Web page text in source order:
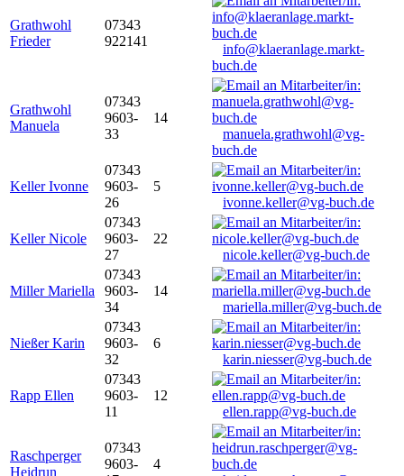
Grathwohl
Frieder
07343
922141
info@klaeranlage.markt-
buch.de
Grathwohl
Manuela
07343
9603-
33
14
manuela.grathwohl@vg-
buch.de
Keller Ivonne
07343
9603-
26
5
ivonne.keller@vg-buch.de
Keller Nicole
07343
9603-
27
22
nicole.keller@vg-buch.de
Miller Mariella
07343
9603-
34
14
mariella.miller@vg-buch.de
Nießer Karin
07343
9603-
32
6
karin.niesser@vg-buch.de
Rapp Ellen
07343
9603-
11
12
ellen.rapp@vg-buch.de
Raschperger
Heidrun
07343
9603-
4